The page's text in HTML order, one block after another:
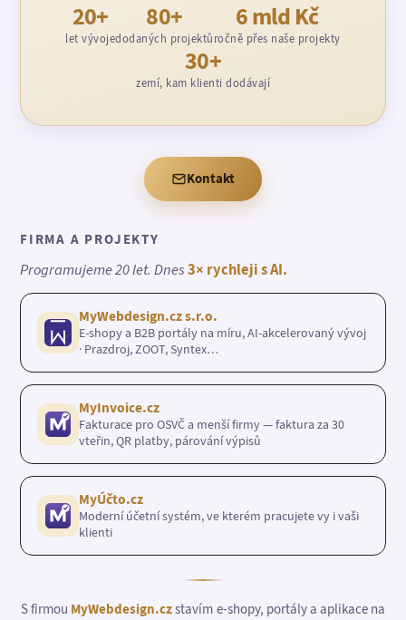
20+
let vývoje
80+
dodaných projektů
6 mld Kč
ročně přes naše projekty
30+
zemí, kam klienti dodávají
Kontakt
FIRMA A PROJEKTY
Programujeme 20 let. Dnes3× rychleji s AI.
MyWebdesign.cz s.r.o.
E-shopy a B2B portály na míru, AI-akcelerovaný vývoj
· Prazdroj, ZOOT, Syntex…
MyInvoice.cz
Fakturace pro OSVČ a menší firmy — faktura za 30
vteřin, QR platby, párování výpisů
MyÚčto.cz
Moderní účetní systém, ve kterém pracujete vy i vaši
klienti
S firmou MyWebdesign.czstavím e-shopy, portály a aplikace na